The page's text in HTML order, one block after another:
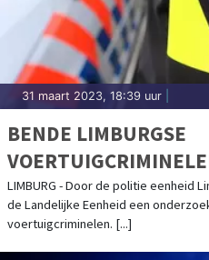
31 maart 2023, 18:39 uur
BENDE LIMBURGSE
LIMBURG - Door de politie eenheid
de Landelijke Eenheid een
voertuigcriminelen. [...]